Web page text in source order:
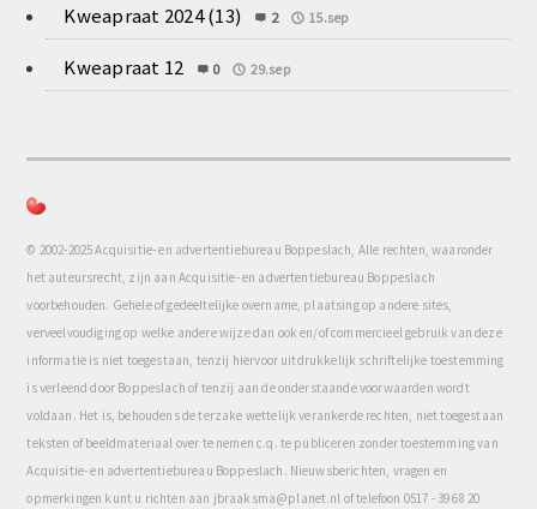
Kweapraat 2024 (13) 2 15.sep
Kweapraat 12 0 29.sep
© 2002-2025 Acquisitie- en advertentiebureau Boppeslach, Alle rechten, waaronder
het auteursrecht, zijn aan Acquisitie- en advertentiebureau Boppeslach
voorbehouden. Gehele of gedeeltelijke overname, plaatsing op andere sites,
verveelvoudiging op welke andere wijze dan ook en/of commercieel gebruik van deze
informatie is niet toegestaan, tenzij hiervoor uitdrukkelijk schriftelijke toestemming
is verleend door Boppeslach of tenzij aan de onderstaande voorwaarden wordt
voldaan. Het is, behoudens de terzake wettelijk verankerde rechten, niet toegestaan
teksten of beeldmateriaal over te nemen c.q. te publiceren zonder toestemming van
Acquisitie- en advertentiebureau Boppeslach. Nieuwsberichten, vragen en
opmerkingen kunt u richten aan jbraaksma@planet.nl of telefoon 0517 - 39 68 20